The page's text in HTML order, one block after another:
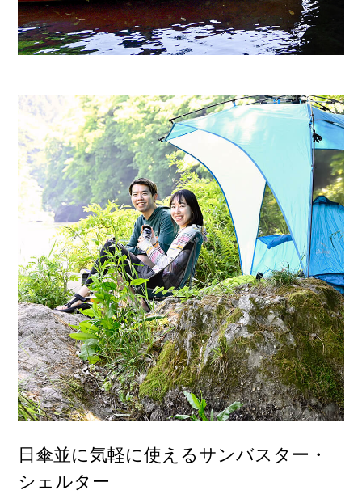
日傘並に気軽に使えるサンバスター・
シェルター